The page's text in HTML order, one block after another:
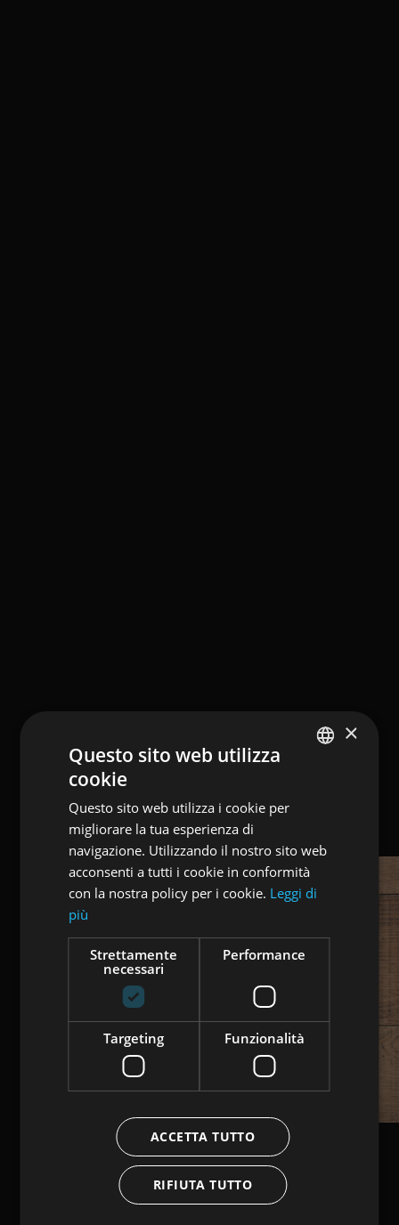
×
Questo sito web utilizza
cookie
Questo sito web utilizza i cookie per
migliorare la tua esperienza di
navigazione. Utilizzando il nostro sito web
acconsenti a tutti i cookie in conformità
con la nostra policy per i cookie. Leggi di
più
Strettamente
necessari
Performance
Targeting Funzionalità
ACCETTA TUTTO
RIFIUTA TUTTO